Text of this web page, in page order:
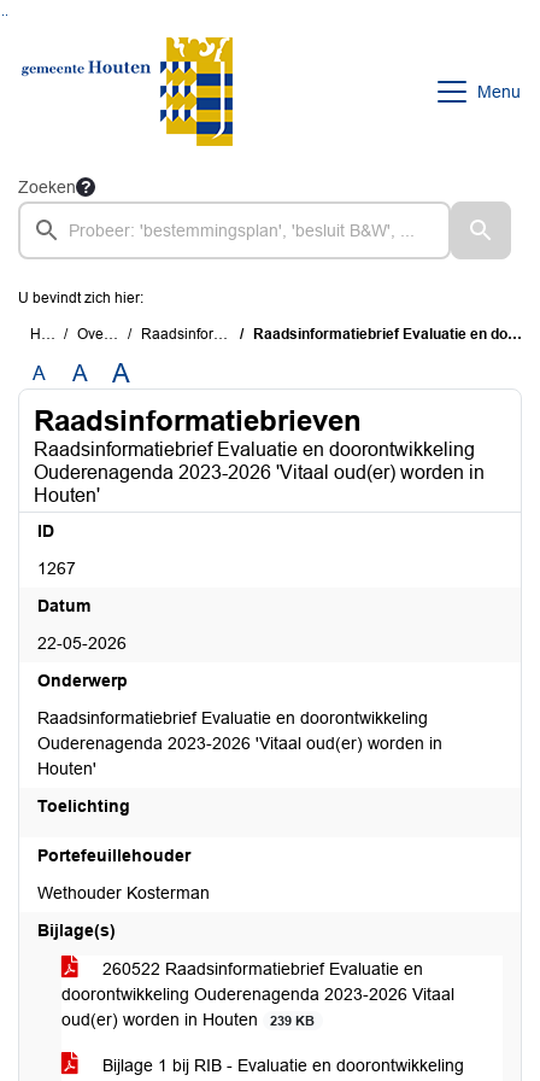
Menu
Zoeken
U bevindt zich hier:
Home Overzichten Raadsinformatiebrieven Raadsinformatiebrief Evaluatie en doorontwikkeling Ouderenagenda 2023-2026 'Vitaal oud(er) worden in Houten'
A A A
Raadsinformatiebrieven
Raadsinformatiebrief Evaluatie en doorontwikkeling
Ouderenagenda 2023-2026 'Vitaal oud(er) worden in
Houten'
ID
1267
Datum
22-05-2026
Onderwerp
Raadsinformatiebrief Evaluatie en doorontwikkeling
Ouderenagenda 2023-2026 'Vitaal oud(er) worden in
Houten'
Toelichting
Portefeuillehouder
Wethouder Kosterman
Bijlage(s)
260522 Raadsinformatiebrief Evaluatie en
doorontwikkeling Ouderenagenda 2023-2026 Vitaal
oud(er) worden in Houten
239 KB
Bijlage 1 bij RIB - Evaluatie en doorontwikkeling